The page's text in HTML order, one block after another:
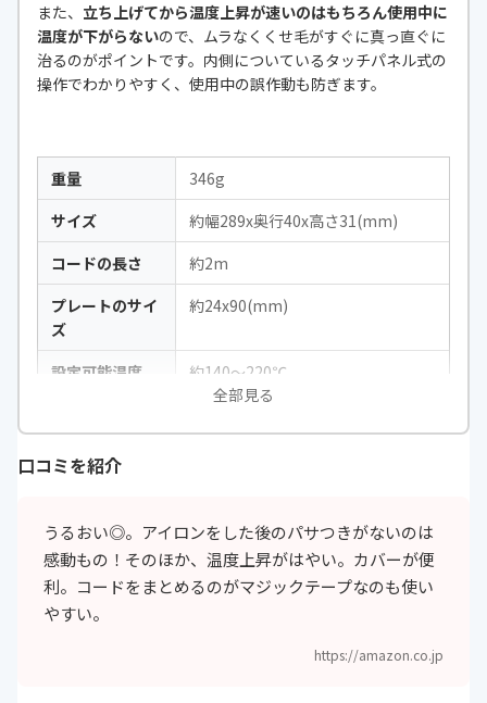
また、 立ち上げてから温度上昇が速いのはもちろん使用中に
温度が下がらないので、ムラなくくせ毛がすぐに真っ直ぐに
治るのがポイントです。内側についているタッチパネル式の
操作でわかりやすく、使用中の誤作動も防ぎます。
重量
346g
サイズ
約幅289x奥行40x高さ31(mm)
コードの長さ
約2m
プレートのサイ
ズ
約24x90(mm)
設定可能温度
約140～220℃
電圧
自動電源OFF機
能
◯
付属品
ブラック・ホワイト
全部見る
口コミを紹介
うるおい◎。アイロンをした後のパサつきがないのは
感動もの！そのほか、温度上昇がはやい。カバーが便
利。コードをまとめるのがマジックテープなのも使い
やすい。
https://amazon.co.jp